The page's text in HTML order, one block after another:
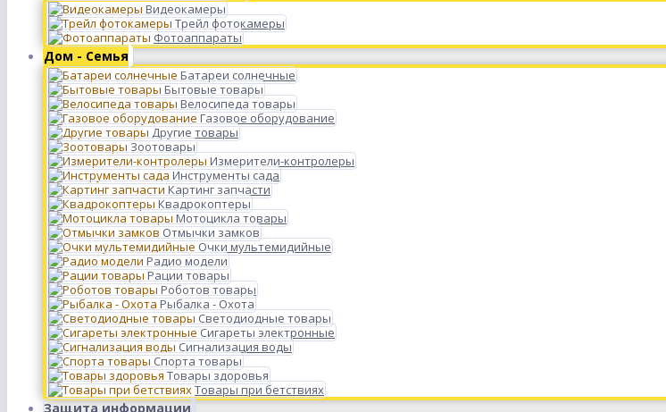
Видеокамеры
Трейл фотокамеры
Фотоаппараты
Дом - Семья
Батареи солнечные
Бытовые товары
Велосипеда товары
Газовое оборудование
Другие товары
Зоотовары
Измерители-контролеры
Инструменты сада
Картинг запчасти
Квадрокоптеры
Мотоцикла товары
Отмычки замков
Очки мультемидийные
Радио модели
Рации товары
Роботов товары
Рыбалка - Охота
Светодиодные товары
Сигареты электронные
Сигнализация воды
Спорта товары
Товары здоровья
Товары при бетствиях
Защита информации